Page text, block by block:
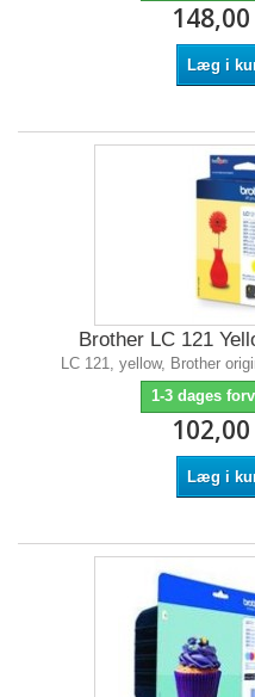
Læg i
Brother LC 121
LC 121, yellow, Brother
1-3 dages
Læg i